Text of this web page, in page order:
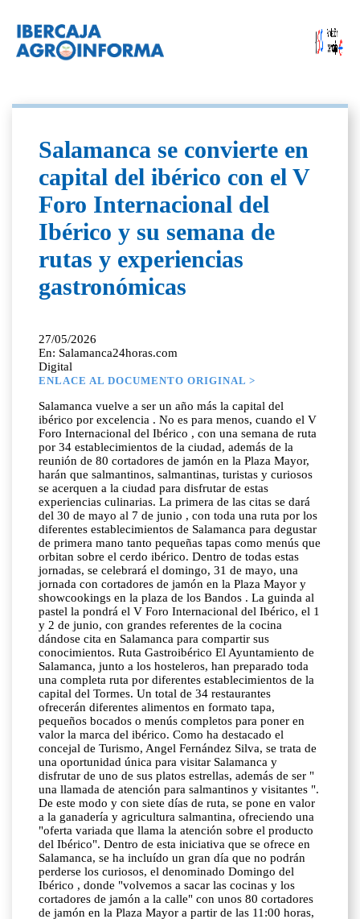
Salamanca se convierte en
capital del ibérico con el V
Foro Internacional del
Ibérico y su semana de
rutas y experiencias
gastronómicas
27/05/2026
En: Salamanca24horas.com
Digital
ENLACE AL DOCUMENTO ORIGINAL >
Salamanca vuelve a ser un año más la capital del
ibérico por excelencia . No es para menos, cuando el V
Foro Internacional del Ibérico , con una semana de ruta
por 34 establecimientos de la ciudad, además de la
reunión de 80 cortadores de jamón en la Plaza Mayor,
harán que salmantinos, salmantinas, turistas y curiosos
se acerquen a la ciudad para disfrutar de estas
experiencias culinarias. La primera de las citas se dará
del 30 de mayo al 7 de junio , con toda una ruta por los
diferentes establecimientos de Salamanca para degustar
de primera mano tanto pequeñas tapas como menús que
orbitan sobre el cerdo ibérico. Dentro de todas estas
jornadas, se celebrará el domingo, 31 de mayo, una
jornada con cortadores de jamón en la Plaza Mayor y
showcookings en la plaza de los Bandos . La guinda al
pastel la pondrá el V Foro Internacional del Ibérico, el 1
y 2 de junio, con grandes referentes de la cocina
dándose cita en Salamanca para compartir sus
conocimientos. Ruta Gastroibérico El Ayuntamiento de
Salamanca, junto a los hosteleros, han preparado toda
una completa ruta por diferentes establecimientos de la
capital del Tormes. Un total de 34 restaurantes
ofrecerán diferentes alimentos en formato tapa,
pequeños bocados o menús completos para poner en
valor la marca del ibérico. Como ha destacado el
concejal de Turismo, Angel Fernández Silva, se trata de
una oportunidad única para visitar Salamanca y
disfrutar de uno de sus platos estrellas, además de ser "
una llamada de atención para salmantinos y visitantes ".
De este modo y con siete días de ruta, se pone en valor
a la ganadería y agricultura salmantina, ofreciendo una
"oferta variada que llama la atención sobre el producto
del Ibérico". Dentro de esta iniciativa que se ofrece en
Salamanca, se ha incluído un gran día que no podrán
perderse los curiosos, el denominado Domingo del
Ibérico , donde "volvemos a sacar las cocinas y los
cortadores de jamón a la calle" con unos 80 cortadores
de jamón en la Plaza Mayor a partir de las 11:00 horas,